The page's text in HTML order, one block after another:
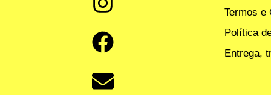
Termos e
Política
Entrega,